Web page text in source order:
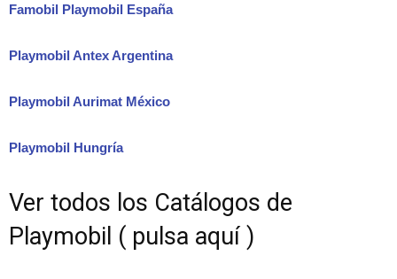
Famobil Playmobil España
Playmobil Antex Argentina
Playmobil Aurimat México
Playmobil Hungría
Ver todos los Catálogos de
Playmobil ( pulsa aquí )